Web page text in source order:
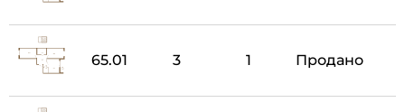
65.01 3 1 Продано